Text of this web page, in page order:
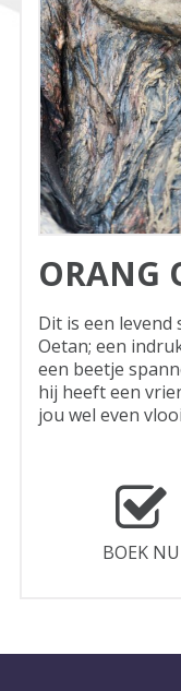
ORANG
Dit is een levend
Oetan; een
een beetje
hij heeft een
jou wel even
BOEK NU